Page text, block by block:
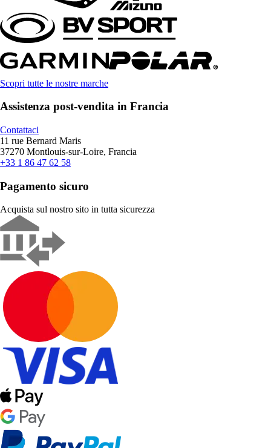
Scopri tutte le nostre marche
Assistenza post-vendita in Francia
Contattaci
11 rue Bernard Maris
37270 Montlouis-sur-Loire, Francia
+33 1 86 47 62 58
Pagamento sicuro
Acquista sul nostro sito in tutta sicurezza